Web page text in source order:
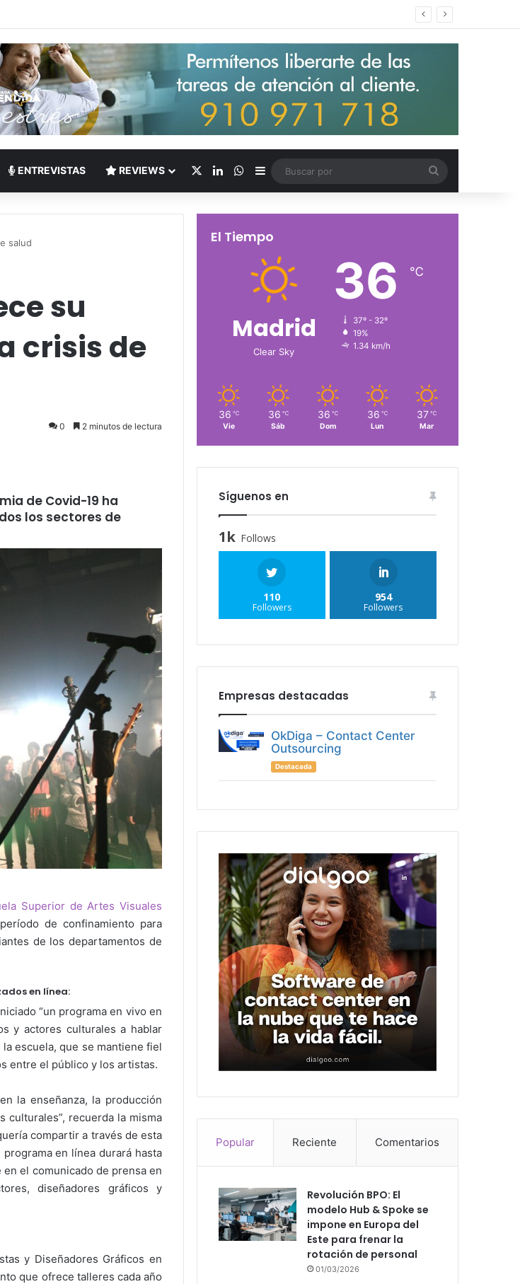
bilingüe en Centroamérica dispara los salarios de entrada un 15%
ENTREVISTAS REVIEWS LinkedInWhatsApp
Barra lateral
por
salud
su
crisis de
0 2 minutos de lectura
de Covid-19 ha
los sectores de
Superior de Artes Visuales
de confinamiento para
de los departamentos de
en línea:
“un programa en vivo en
y actores culturales a hablar
escuela, que se mantiene fiel
entre el público y los artistas.
la enseñanza, la producción
recuerda la misma
compartir a través de esta
en línea durará hasta
el comunicado de prensa en
diseñadores gráficos y
y Diseñadores Gráficos en
que ofrece talleres cada año
El Tiempo
Madrid
Clear Sky
36 ℃
37º - 32º
19%
1.34 km/h
36 ℃
Vie
36 ℃
Sáb
36 ℃
Dom
36 ℃
Lun
37 ℃
Mar
Síguenos en
1k Follows
110
Followers
954
Followers
Empresas destacadas
OkDiga – Contact Center
Outsourcing
Destacada
Popular Reciente Comentarios
Revolución BPO: El
modelo Hub & Spoke se
impone en Europa del
Este para frenar la
rotación de personal
01/03/2026